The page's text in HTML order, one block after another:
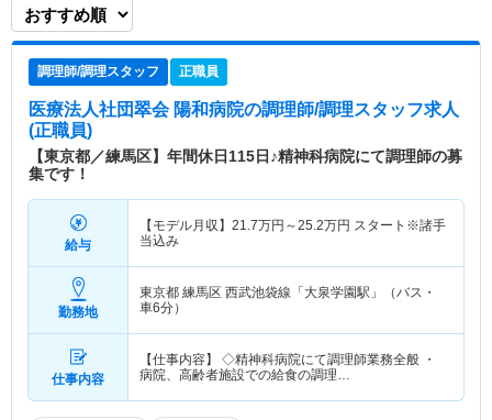
病院情報補足
特色
ら慢性期まで幅広い疾患に対応していますので、学
担制度など、福利厚生も充実していますので、育児
調理師/調理スタッフ 正職員
医療法人社団翠会 陽和病院の調理師/調理スタッフ求人
(正職員)
【東京都／練馬区】年間休日115日♪精神科病院にて調理師の募
集です！
給与
【モデル月収】 21.7万円～25.2万円 スタート※諸手
当込み
勤務地
東京都 練馬区 西武池袋線「大泉学園駅」（バス・
車6分）
仕事内容
【仕事内容】 ◇精神科病院にて調理師業務全般 ・
病院、高齢者施設での給食の調理…